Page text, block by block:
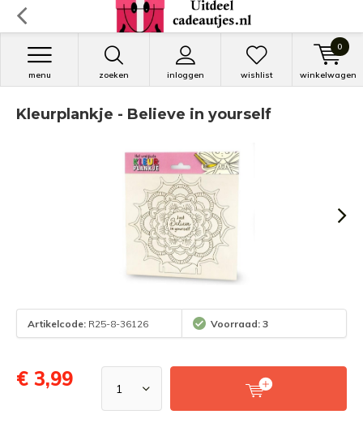
zoeken inloggen
menu wishlist winkelwagen
0
Kleurplankje - Believe in yourself
Artikelcode: R25-8-36126 Voorraad: 3
€ 3,99